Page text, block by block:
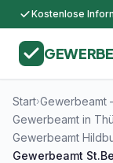
Kostenlose
Start›Gewerbeamt
Gewerbeamt in
Gewerbeamt
Gewerbeamt